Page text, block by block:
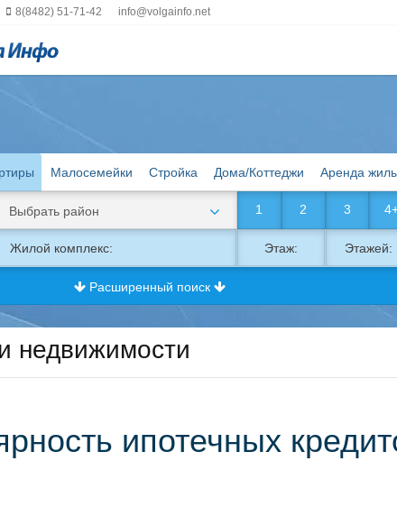
8(8482) 51-71-42 info@volgainfo.net
Малосемейки Стройка Дома/Коттеджи Аренда
Выбрать район
Жилой комплекс:
1 2 3
Этаж: Этажей:
Расширенный поиск
недвижимости
ипотечных